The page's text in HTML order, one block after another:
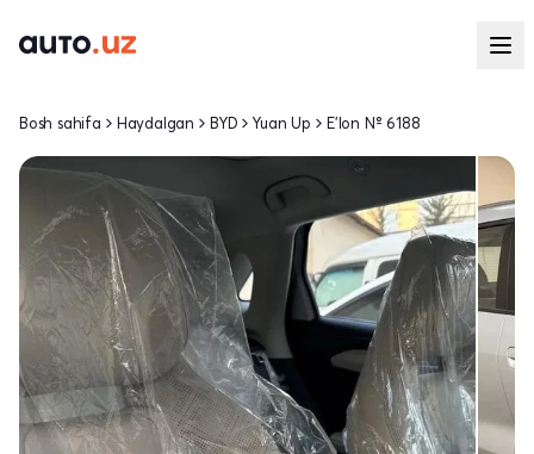
Bosh sahifa Haydalgan BYD Yuan Up E'lon № 6188